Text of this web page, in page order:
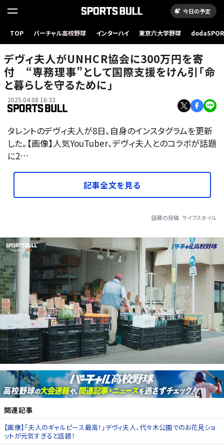
今日の予定
TOP バーチャル高校野球 インターハイ 東京六大学野球
デヴィ夫人がUNHCR協会に300万円を寄
付 “専務理事”として国際支援をけん引「命
と暮らしを守るために」
2025.04.08 16:33
タレントのデヴィ夫人が8日、自身のインスタグラムを更新
した。【画像】人気YouTuber、デヴィ夫人とのコラボが話題
に2…
記事全文を見る
話題の投稿 ライフスタイル
関連記事
【画像】「夫人のギャルピース最高！」デヴィ夫人、代々木公園でのお花見ショ
ットが元気すぎると話題！